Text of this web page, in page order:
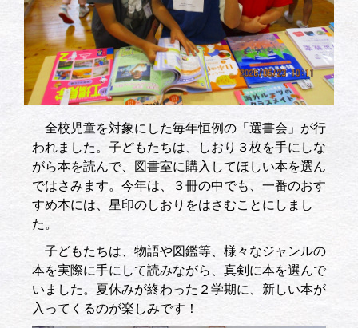
全校児童を対象にした毎年恒例の「選書会」が行
われました。子どもたちは、しおり３枚を手にしな
がら本を読んで、図書室に購入してほしい本を選ん
ではさみます。今年は、３冊の中でも、一番のおす
すめ本には、星印のしおりをはさむことにしまし
た。
子どもたちは、物語や図鑑等、様々なジャンルの
本を実際に手にして読みながら、真剣に本を選んで
いました。夏休みが終わった２学期に、新しい本が
入ってくるのが楽しみです！